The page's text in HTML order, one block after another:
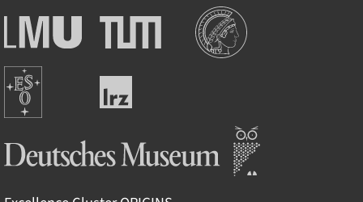
Ludwig-
Maximilians-
München
Technische
Universität
Institutions
Europäische
Südsternwarte
Leibniz-
Rechenzentrum
Deutsches Museum